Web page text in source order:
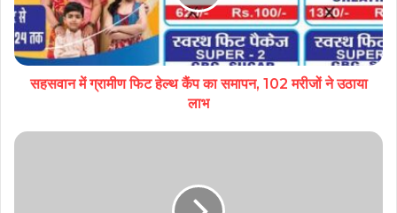
सहसवान में ग्रामीण फिट हेल्थ कैंप का समापन, 102 मरीजों ने उठाया
लाभ